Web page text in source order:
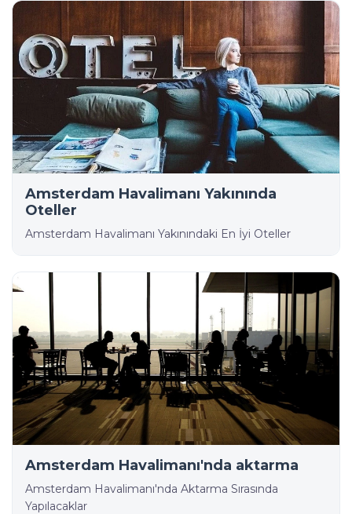
Amsterdam Havalimanı Yakınında
Oteller
Amsterdam Havalimanı Yakınındaki En İyi Oteller
Amsterdam Havalimanı'nda aktarma
Amsterdam Havalimanı'nda Aktarma Sırasında
Yapılacaklar